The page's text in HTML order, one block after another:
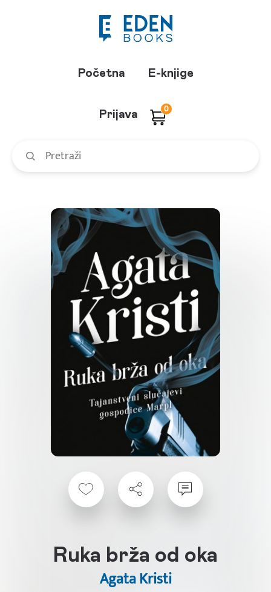
Početna E-knjige
Prijava 0
Ruka brža od oka
Agata Kristi